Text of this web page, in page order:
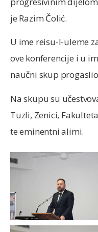
je Razim Čolić.
U ime reisu-l-uleme
ove konferencije i u
naučni skup
Na skupu su
Tuzli, Zenici,
te eminentni alimi.